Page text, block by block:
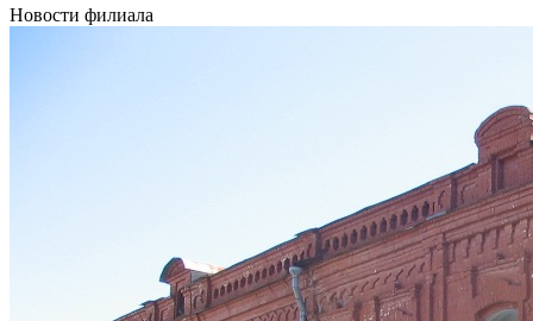
Новости филиала